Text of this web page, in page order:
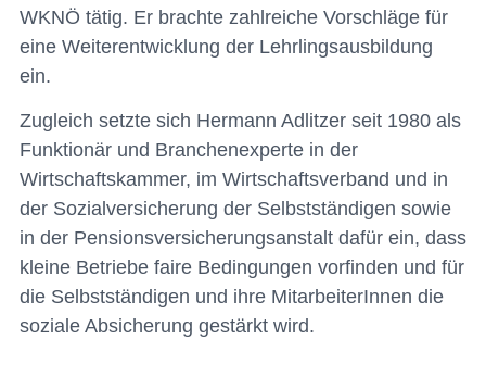
WKNÖ tätig. Er brachte zahlreiche Vorschläge für
eine Weiterentwicklung der Lehrlingsausbildung
ein.
Zugleich setzte sich Hermann Adlitzer seit 1980 als
Funktionär und Branchenexperte in der
Wirtschaftskammer, im Wirtschaftsverband und in
der Sozialversicherung der Selbstständigen sowie
in der Pensionsversicherungsanstalt dafür ein, dass
kleine Betriebe faire Bedingungen vorfinden und für
die Selbstständigen und ihre MitarbeiterInnen die
soziale Absicherung gestärkt wird.